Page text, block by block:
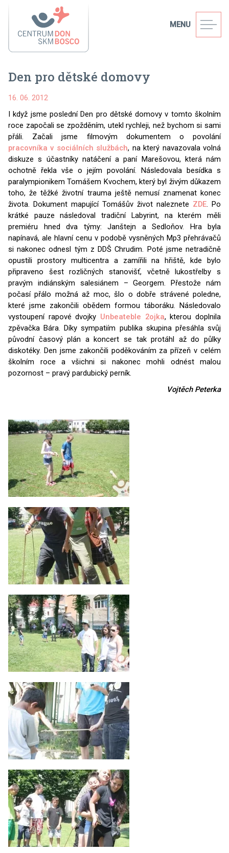
MENU
Den pro dětské domovy
16. 06. 2012
I když jsme poslední Den pro dětské domovy v tomto školním
roce započali se zpožděním, utekl rychleji, než bychom si sami
přáli. Začali jsme filmovým dokumentem o povolání
pracovníka v sociálních službách, na který navazovala volná
diskuze s účastníky natáčení a paní Marešovou, která nám
ochotně řekla vše o jejím povolání. Následovala besídka s
paralympionikem Tomášem Kvochem, který byl živým důkazem
toho, že těžké životní trauma ještě nemusí znamenat konec
života. Dokument mapující Tomášův život naleznete ZDE. Po
krátké pauze následoval tradiční Labyrint, na kterém měli
premiéru hned dva týmy: Janštejn a Sedloňov. Hra byla
napínavá, ale hlavní cenu v podobě vysněných Mp3 přehrávačů
si nakonec odnesl tým z DDŠ Chrudim. Poté jsme netradičně
opustili prostory multicentra a zamířili na hřiště, kde bylo
připraveno šest rozličných stanovišť, včetně lukostřelby s
pravým indiánským salesiánem – Georgem. Přestože nám
počasí přálo možná až moc, šlo o dobře strávené poledne,
které jsme zakončili obědem formou táboráku. Následovalo
vystoupení rapové dvojky Unbeateble 2ojka, kterou doplnila
zpěvačka Bára. Díky sympatiím publika skupina přesáhla svůj
původní časový plán a koncert se tak protáhl až do půlky
diskotéky. Den jsme zakončili poděkováním za přízeň v celém
školním roce a všichni si nakonec mohli odnést malou
pozornost – pravý pardubický perník.
Vojtěch Peterka